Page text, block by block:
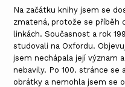
Na začátku knihy jsem se
zmatená, protože se příběh
linkách. Současnost a rok
studovali na Oxfordu.
jsem nechápala její význam
nebavily. Po 100. stránce se
obrátky a nemohla jsem se